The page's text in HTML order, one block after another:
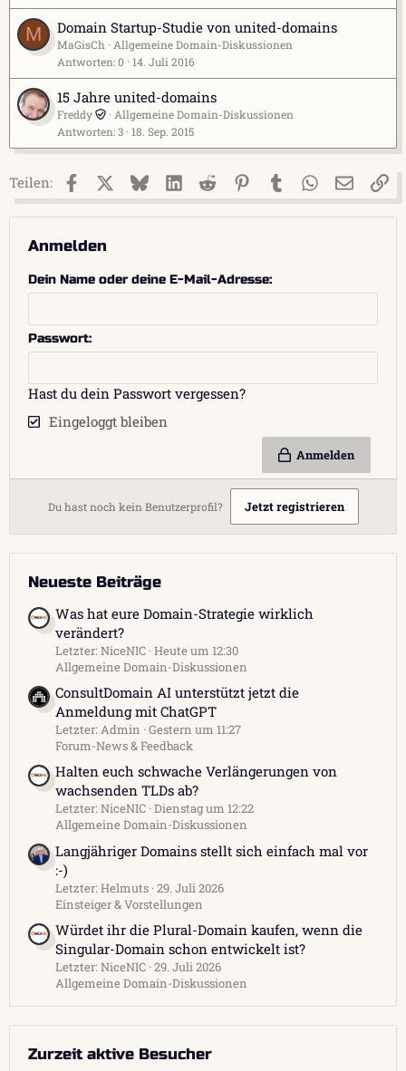
M Domain Startup-Studie von united-domains
MaGisCh
Allgemeine Domain-Diskussionen
Antworten 0 14. Juli 2016
15 Jahre united-domains
Freddy
Allgemeine Domain-Diskussionen
Antworten 3 18. Sep. 2015
Teilen: FacebookX (Twitter)
BlueskyLinkedIn
Reddit PinterestTumblr WhatsApp
E-Mail
Anmelden
Dein Name oder deine E-Mail-Adresse
Passwort
Hast du dein Passwort vergessen?
Eingeloggt bleiben
Anmelden
Du hast noch kein Benutzerprofil? Jetzt registrieren
Neueste Beiträge
Was hat eure Domain-Strategie wirklich
verändert?
Letzter: NiceNIC Heute um 12:30
Allgemeine Domain-Diskussionen
ConsultDomain AI unterstützt jetzt die
Anmeldung mit ChatGPT
Letzter: Admin Gestern um 11:27
Forum-News & Feedback
Halten euch schwache Verlängerungen von
wachsenden TLDs ab?
Letzter: NiceNIC Dienstag um 12:22
Allgemeine Domain-Diskussionen
Langjähriger Domains stellt sich einfach mal vor
:-)
Letzter: Helmuts 29. Juli 2026
Einsteiger & Vorstellungen
Würdet ihr die Plural-Domain kaufen, wenn die
Singular-Domain schon entwickelt ist?
Letzter: NiceNIC 29. Juli 2026
Allgemeine Domain-Diskussionen
Zurzeit aktive Besucher